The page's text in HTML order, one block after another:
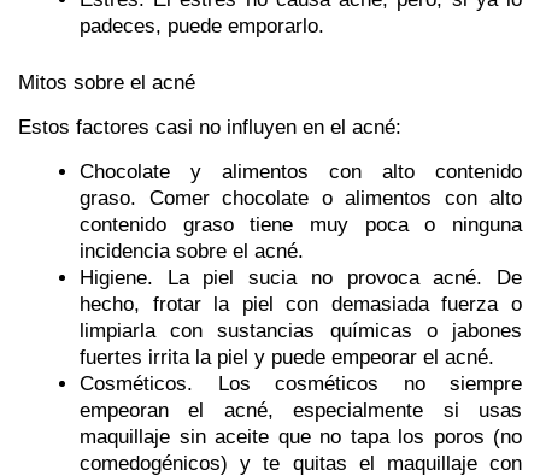
padeces, puede emporarlo.
Mitos sobre el acné
Estos factores casi no influyen en el acné:
Chocolate y alimentos con alto contenido
graso. Comer chocolate o alimentos con alto
contenido graso tiene muy poca o ninguna
incidencia sobre el acné.
Higiene. La piel sucia no provoca acné. De
hecho, frotar la piel con demasiada fuerza o
limpiarla con sustancias químicas o jabones
fuertes irrita la piel y puede empeorar el acné.
Cosméticos. Los cosméticos no siempre
empeoran el acné, especialmente si usas
maquillaje sin aceite que no tapa los poros (no
comedogénicos) y te quitas el maquillaje con